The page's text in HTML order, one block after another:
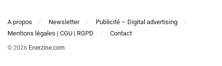
A propos Newsletter
Publicité – Digital advertising
Mentions légales | CGU | RGPD
Contact
© 2026 Enerzine.com